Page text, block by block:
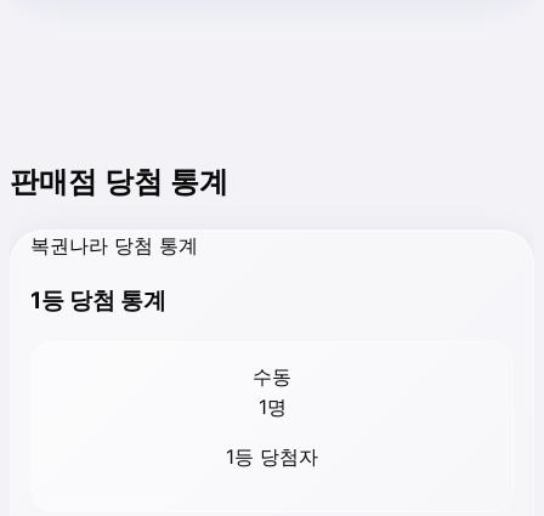
판매점 당첨 통계
복권나라 당첨 통계
1등 당첨 통계
수동
1명
1등 당첨자